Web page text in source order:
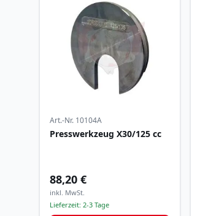
Art.-Nr. 10104A
Presswerkzeug X30/125 cc
88,20 €
inkl. MwSt.
Lieferzeit: 2-3 Tage